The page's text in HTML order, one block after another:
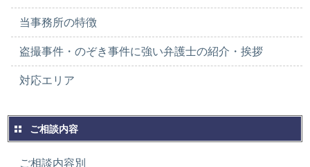
当事務所の特徴
盗撮事件・のぞき事件に強い弁護士の紹介・挨拶
対応エリア
ご相談内容
ご相談内容別